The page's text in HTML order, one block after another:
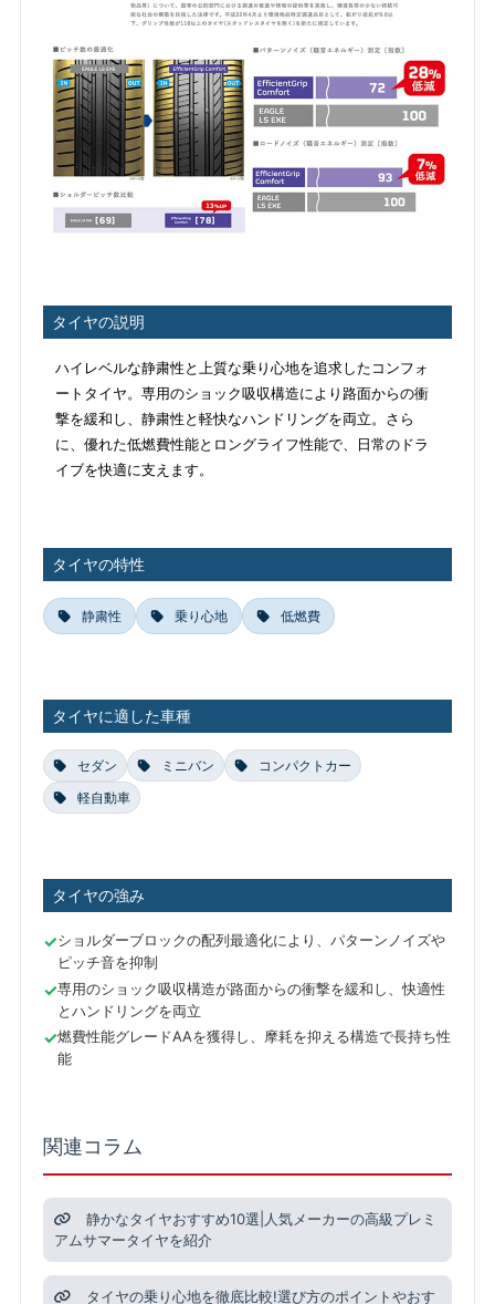
タイヤの説明
ハイレベルな静粛性と上質な乗り心地を追求したコンフォ
ートタイヤ。専用のショック吸収構造により路面からの衝
撃を緩和し、静粛性と軽快なハンドリングを両立。さら
に、優れた低燃費性能とロングライフ性能で、日常のドラ
イブを快適に支えます。
タイヤの特性
静粛性 乗り心地 低燃費
タイヤに適した車種
セダン ミニバン
コンパクトカー
軽自動車
タイヤの強み
ショルダーブロックの配列最適化により、パターンノイズや
ピッチ音を抑制
専用のショック吸収構造が路面からの衝撃を緩和し、快適性
とハンドリングを両立
燃費性能グレードAAを獲得し、摩耗を抑える構造で長持ち性
能
関連コラム
静かなタイヤおすすめ10選|人気メーカーの高級プレミ
アムサマータイヤを紹介
タイヤの乗り心地を徹底比較!選び方のポイントやおす